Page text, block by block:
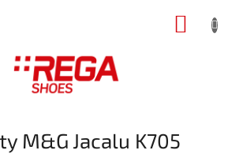
M&G Jacalu K705